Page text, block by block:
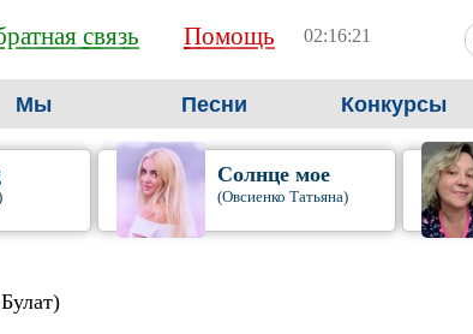
связь Помощь 02:16:22
Мы Песни Конкурсы
Солнце мое
(Овсиенко Татьяна)